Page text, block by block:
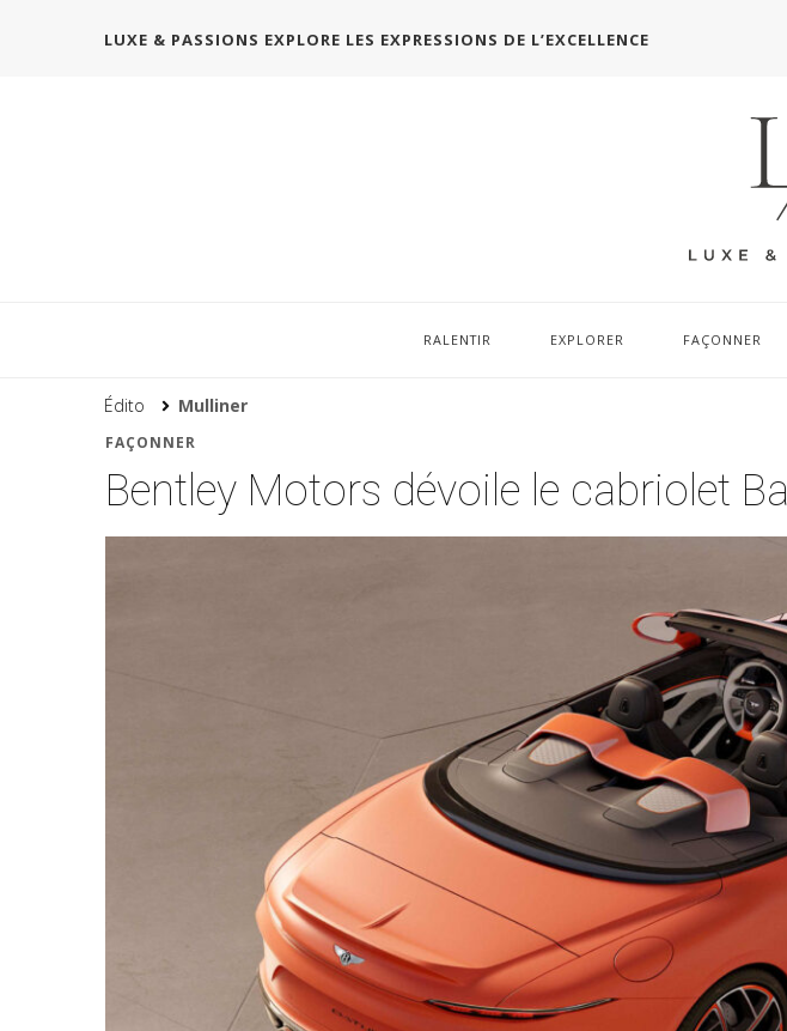
LUXE & PASSIONS EXPLORE LES EXPRESSIONS DE L’EXCELLENCE
RALENTIR EXPLORER FAÇONNER
Édito Mulliner
FAÇONNER
Bentley Motors dévoile le cabriolet